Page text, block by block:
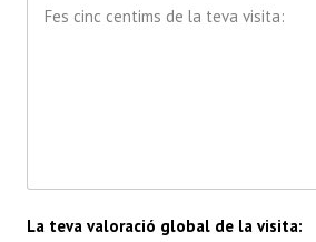
La teva valoració global de la visita: